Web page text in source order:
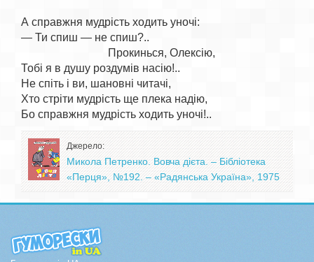
А справжня мудрість ходить уночі:
— Ти спиш — не спиш?..
                               Прокинься, Олексію,
Тобі я в душу роздумів насію!..
Не спіть і ви, шановні читачі,
Хто стріти мудрість ще плека надію,
Джерело:
Микола Петренко. Вовча дієта. – Бібліотека
«Перця», №192. – «Радянська Україна», 1975